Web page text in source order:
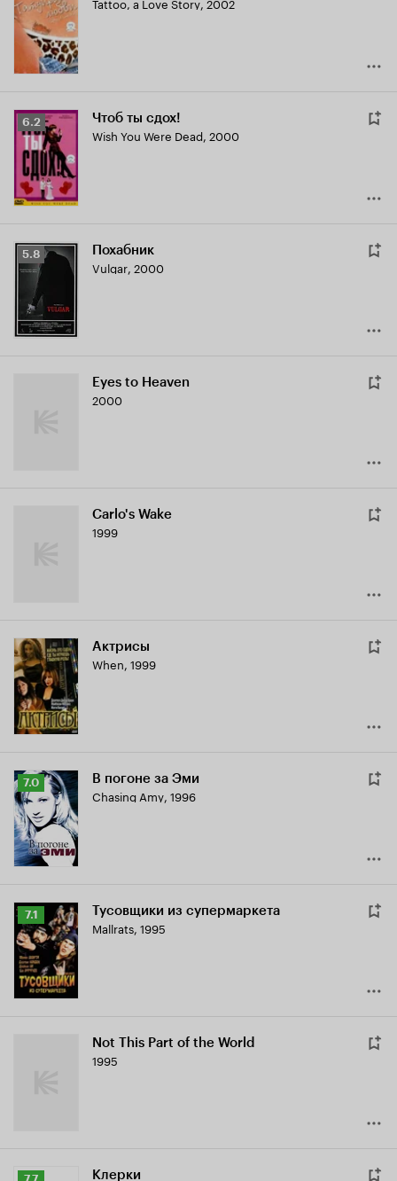
Кинопоиска
6.7
Рейтинг
Кинопоиска
6.2
6.2 Чтоб ты сдох!
Wish You Were Dead, 2000
Рейтинг
Кинопоиска
5.8
5.8 Похабник
Vulgar, 2000
Eyes to Heaven
2000
Carlo's Wake
1999
Актрисы
When, 1999
Рейтинг
Кинопоиска
7.0
7.0 В погоне за Эми
Chasing Amy, 1996
Рейтинг
Кинопоиска
7.1
7.1 Тусовщики из супермаркета
Mallrats, 1995
Not This Part of the World
1995
Рейтинг
Клерки